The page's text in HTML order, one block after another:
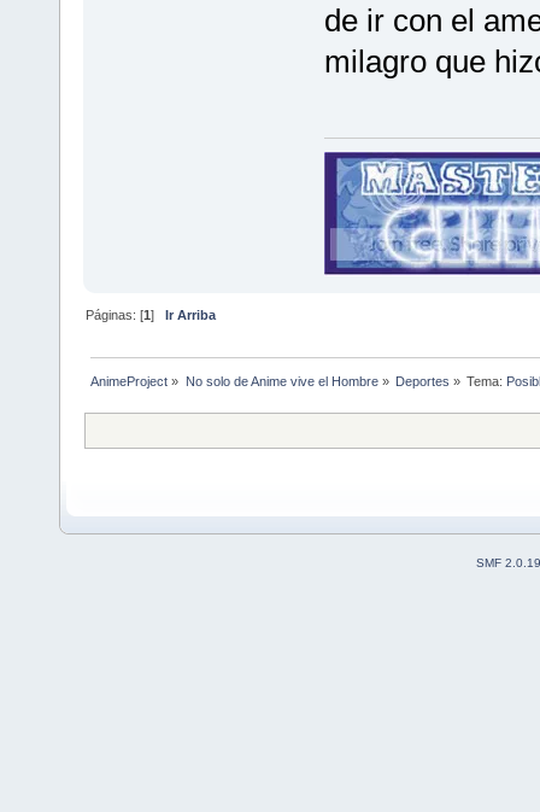
de ir con el
milagro que
Páginas: [1]Ir Arriba
AnimeProject » No solo de Anime vive el Hombre» Deportes » Tema:
SMF 2.0.19